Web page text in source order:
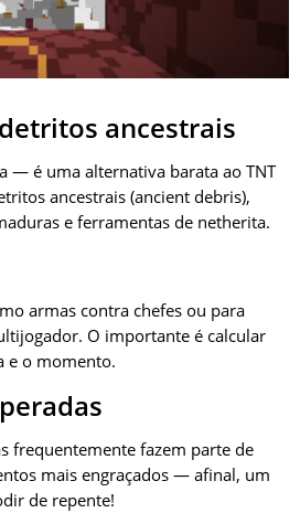
ancestrais
— é uma alternativa barata ao TNT
ancestrais (ancient debris),
e ferramentas de netherita.
armas contra chefes ou para
O importante é calcular
e o momento.
frequentemente fazem parte de
mais engraçados — afinal, um
de repente!